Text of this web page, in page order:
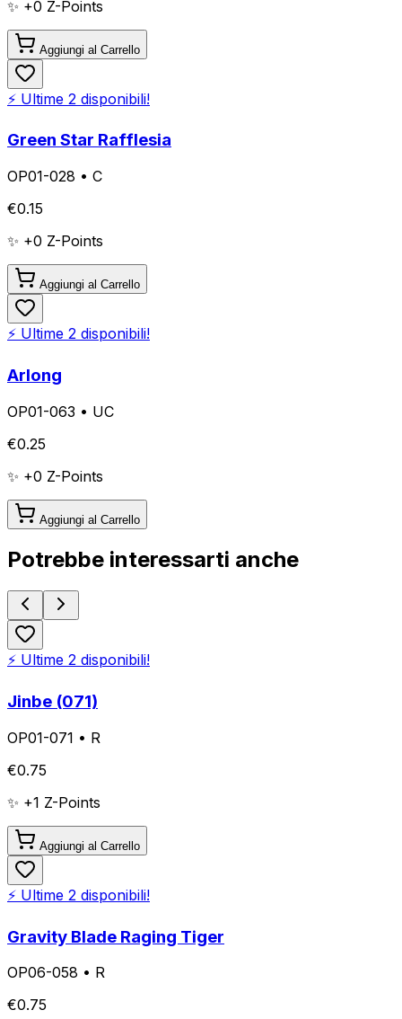
✨ +0 Z-Points
Aggiungi al Carrello
⚡ Ultime 2 disponibili!
Green Star Rafflesia
OP01-028 • C
€0.15
✨ +0 Z-Points
Aggiungi al Carrello
⚡ Ultime 2 disponibili!
Arlong
OP01-063 • UC
€0.25
✨ +0 Z-Points
Aggiungi al Carrello
Potrebbe interessarti anche
⚡ Ultime 2 disponibili!
Jinbe (071)
OP01-071 • R
€0.75
✨ +1 Z-Points
Aggiungi al Carrello
⚡ Ultime 2 disponibili!
Gravity Blade Raging Tiger
OP06-058 • R
€0.75